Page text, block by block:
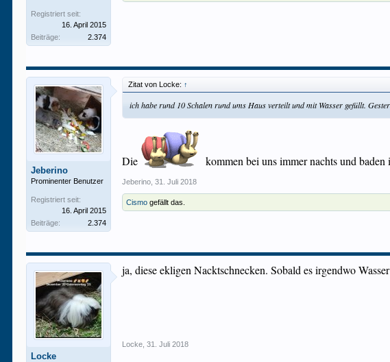
Registriert seit:
16. April 2015
Beiträge:
2.374
Jeberino
Prominenter Benutzer
Registriert seit:
16. April 2015
Beiträge:
2.374
Zitat von Locke: ↑
ich habe rund 10 Schalen rund ums Haus verteilt und mit Wasser gefüllt.
Die kommen bei uns immer nachts und
Jeberino 31. Juli 2018
Cismo gefällt das.
Locke
ja, diese ekligen Nacktschnecken. Sobald es irgendwo
Locke 31. Juli 2018